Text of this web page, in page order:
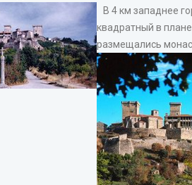
В 4 км западнее
квадратный в
размещались